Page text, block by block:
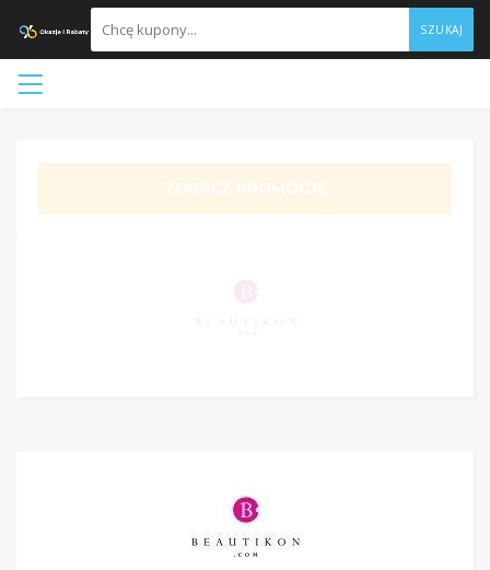
SZUKAJ
ZOBACZ PROMOCJĘ